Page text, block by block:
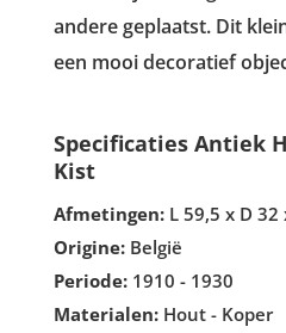
andere geplaatst. Dit
een mooi decoratief
Specificaties Antiek
Kist
Afmetingen:L 59,5 x D 32
Origine:België
Periode:1910 - 1930
Materialen:Hout - Koper